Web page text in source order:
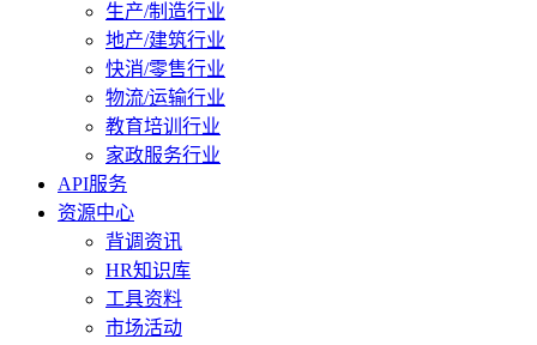
生产/制造行业
地产/建筑行业
快消/零售行业
物流/运输行业
教育培训行业
家政服务行业
API服务
资源中心
背调资讯
HR知识库
工具资料
市场活动